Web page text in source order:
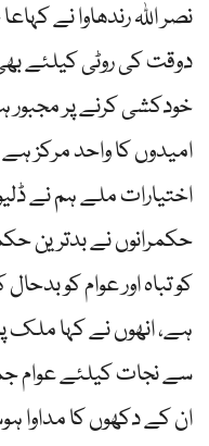
نصر اللہ رندھاوا نے
دوقت کی روٹی کیلئے
خودکشی کرنے پر
امیدوں کا واحد مرکز
اختیارات ملے ہم نے
حکمرانوں نے بدترین
کو تباہ اور عوام کو
ہے، انھوں نے کہا ملک
سے نجات کیلئے عوام
ان کے دکھوں کا مداوا